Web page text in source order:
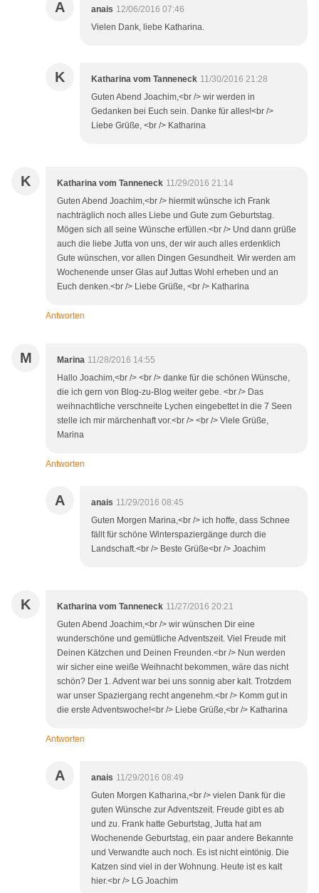
A anais 12/06/2016 07:46
Vielen Dank, liebe Katharina.
K Katharina vom Tanneneck 11/30/2016 21:28
Guten Abend Joachim,<br /> wir werden in
Gedanken bei Euch sein. Danke für alles!<br />
Liebe Grüße, <br /> Katharina
K Katharina vom Tanneneck 11/29/2016 21:14
Guten Abend Joachim,<br /> hiermit wünsche ich Frank
nachträglich noch alles Liebe und Gute zum Geburtstag.
Mögen sich all seine Wünsche erfüllen.<br /> Und dann grüße
auch die liebe Jutta von uns, der wir auch alles erdenklich
Gute wünschen, vor allen Dingen Gesundheit. Wir werden am
Wochenende unser Glas auf Juttas Wohl erheben und an
Euch denken.<br /> Liebe Grüße, <br /> Katharina
Antworten
M Marina 11/28/2016 14:55
Hallo Joachim,<br /> <br /> danke für die schönen Wünsche,
die ich gern von Blog-zu-Blog weiter gebe. <br /> Das
weihnachtliche verschneite Lychen eingebettet in die 7 Seen
stelle ich mir märchenhaft vor.<br /> <br /> Viele Grüße,
Marina
Antworten
A anais 11/29/2016 08:45
Guten Morgen Marina,<br /> ich hoffe, dass Schnee
fällt für schöne Winterspaziergänge durch die
Landschaft.<br /> Beste Grüße<br /> Joachim
K Katharina vom Tanneneck 11/27/2016 20:21
Guten Abend Joachim,<br /> wir wünschen Dir eine
wunderschöne und gemütliche Adventszeit. Viel Freude mit
Deinen Kätzchen und Deinen Freunden.<br /> Nun werden
wir sicher eine weiße Weihnacht bekommen, wäre das nicht
schön? Der 1. Advent war bei uns sonnig aber kalt. Trotzdem
war unser Spaziergang recht angenehm.<br /> Komm gut in
die erste Adventswoche!<br /> Liebe Grüße,<br /> Katharina
Antworten
A anais 11/29/2016 08:49
Guten Morgen Katharina,<br /> vielen Dank für die
guten Wünsche zur Adventszeit. Freude gibt es ab
und zu. Frank hatte Geburtstag, Jutta hat am
Wochenende Geburtstag, ein paar andere Bekannte
und Verwandte auch noch. Es ist nicht eintönig. Die
Katzen sind viel in der Wohnung. Heute ist es kalt
hier.<br /> LG Joachim